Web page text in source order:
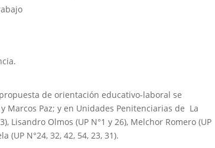
de orientación educativo-laboral se
Marcos Paz; y en Unidades Penitenciarias de La
Lisandro Olmos (UP N°1 y 26), Melchor Romero (UP
(UP N°24, 32, 42, 54, 23, 31).